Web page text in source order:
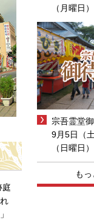
庭
（月曜日
宗吾霊堂
9月5日（
（日曜日）
も